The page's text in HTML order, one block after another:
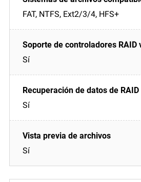
FAT, NTFS, Ext2/3/4, HFS+
Sí
Sí
Sí